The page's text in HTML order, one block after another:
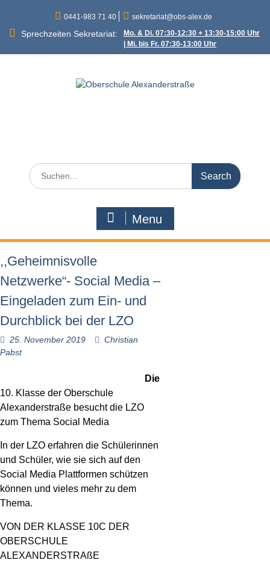
content
0441-983 71 40 sekretariat@obs-alex.de
Sprechzeiten Sekretariat:
Mo. & Di. 07:30-12:30 + 13:30-15:00 Uhr
| Mi. bis Fr. 07:30-13:00 Uhr
Search
for:
Menu
,,Geheimnisvolle
Netzwerke“- Social Media –
Eingeladen zum Ein- und
Durchblick bei der LZO
25. November 2019
Christian
Pabst
Die
10. Klasse der Oberschule
Alexanderstraße besucht die LZO
zum Thema Social Media
In der LZO erfahren die Schülerinnen
und Schüler, wie sie sich auf den
Social Media Plattformen schützen
können und vieles mehr zu dem
Thema.
VON DER KLASSE 10C DER
OBERSCHULE
ALEXANDERSTRAßE